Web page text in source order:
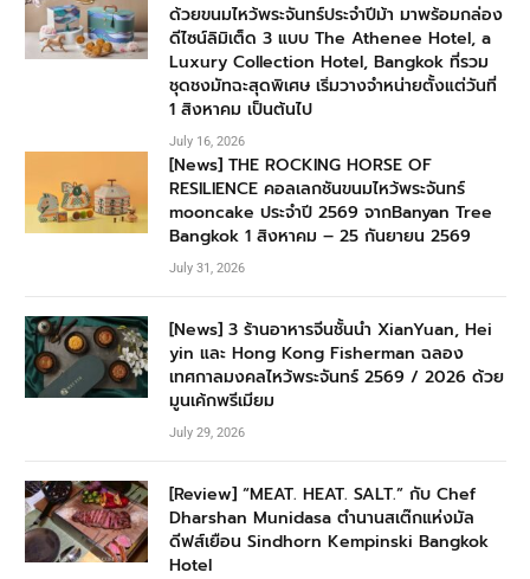
ด้วยขนมไหว้พระจันทร์ประจำปีม้า มาพร้อมกล่อง
ดีไซน์ลิมิเต็ด 3 แบบ The Athenee Hotel, a
Luxury Collection Hotel, Bangkok ที่รวม
ชุดชงมัทฉะสุดพิเศษ เริ่มวางจำหน่ายตั้งแต่วันที่
1 สิงหาคม เป็นต้นไป
July 16, 2026
[News] THE ROCKING HORSE OF
RESILIENCE คอลเลกชันขนมไหว้พระจันทร์
mooncake ประจำปี 2569 จากBanyan Tree
Bangkok 1 สิงหาคม – 25 กันยายน 2569
July 31, 2026
[News] 3 ร้านอาหารจีนชั้นนำ XianYuan, Hei
yin และ Hong Kong Fisherman ฉลอง
เทศกาลมงคลไหว้พระจันทร์ 2569 / 2026 ด้วย
มูนเค้กพรีเมียม
July 29, 2026
[Review] “MEAT. HEAT. SALT.” กับ Chef
Dharshan Munidasa ตำนานสเต๊กแห่งมัล
ดีฟส์เยือน Sindhorn Kempinski Bangkok
Hotel